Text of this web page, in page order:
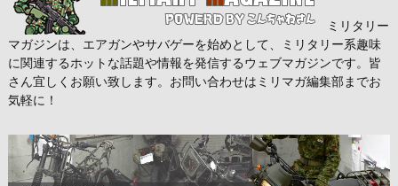
ミリタリー
マガジンは、エアガンやサバゲーを始めとして、ミリタリー系趣味
に関連するホットな話題や情報を発信するウェブマガジンです。皆
さん宜しくお願い致します。お問い合わせはミリマガ編集部までお
気軽に！